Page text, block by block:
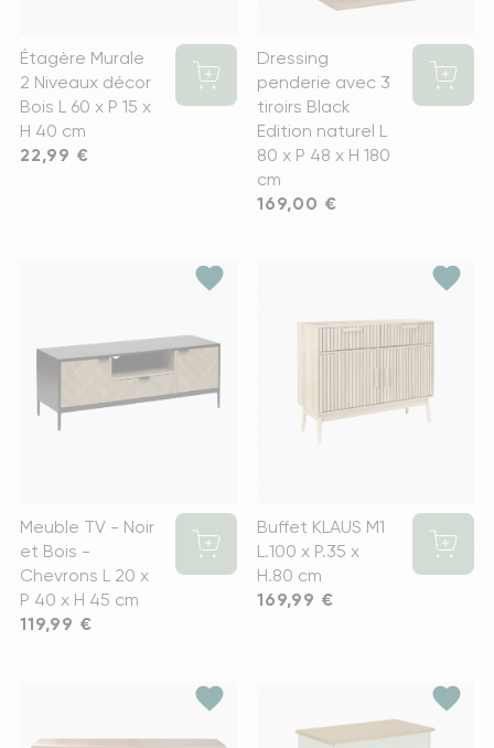
Étagère Murale
2 Niveaux décor
Bois L 60 x P 15 x
H 40 cm
Prix
22,99 €
Dressing
penderie avec 3
tiroirs Black
Edition naturel L
80 x P 48 x H 180
cm
Prix
169,00 €
favorite
Meuble TV - Noir
et Bois -
Chevrons L 20 x
P 40 x H 45 cm
Prix
119,99 €
favorite
Buffet KLAUS M1
L.100 x P.35 x
H.80 cm
Prix
169,99 €
favorite favorite